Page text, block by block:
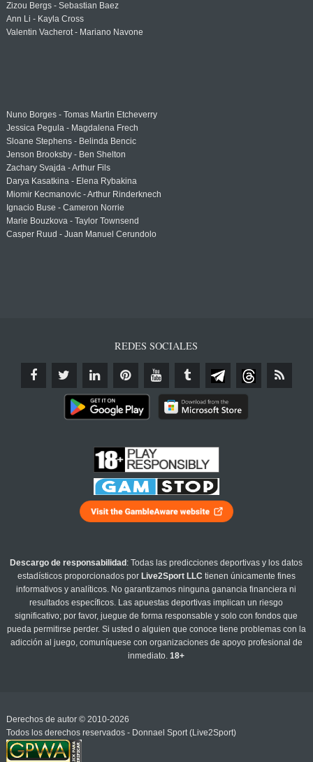
Zizou Bergs - Sebastian Baez
Ann Li - Kayla Cross
Valentin Vacherot - Mariano Navone
Nuno Borges - Tomas Martin Etcheverry
Jessica Pegula - Magdalena Frech
Sloane Stephens - Belinda Bencic
Jenson Brooksby - Ben Shelton
Zachary Svajda - Arthur Fils
Darya Kasatkina - Elena Rybakina
Miomir Kecmanovic - Arthur Rinderknech
Ignacio Buse - Cameron Norrie
Marie Bouzkova - Taylor Townsend
Casper Ruud - Juan Manuel Cerundolo
REDES SOCIALES
Descargo de responsabilidad : Todas las predicciones deportivas y los datos
estadísticos proporcionados por Live2Sport LLC tienen únicamente fines
informativos y analíticos. No garantizamos ninguna ganancia financiera ni
resultados específicos. Las apuestas deportivas implican un riesgo
significativo; por favor, juegue de forma responsable y solo con fondos que
pueda permitirse perder. Si usted o alguien que conoce tiene problemas con la
adicción al juego, comuníquese con organizaciones de apoyo profesional de
inmediato.18+
Derechos de autor © 2010-2026
Todos los derechos reservados - Donnael Sport (Live2Sport)